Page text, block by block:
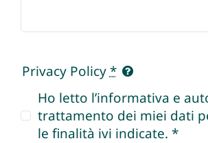
Privacy Policy*
Ho letto l’informativa e
trattamento dei miei dati
le finalità ivi indicate. *